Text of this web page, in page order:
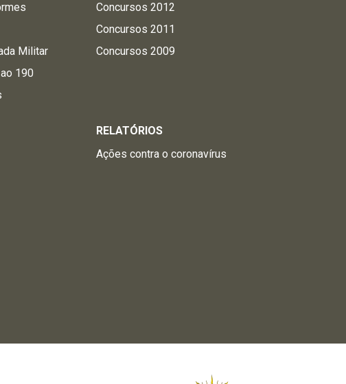
Militar
190
Concursos 2012
Concursos 2011
Concursos 2009
RELATÓRIOS
Ações contra o coronavírus